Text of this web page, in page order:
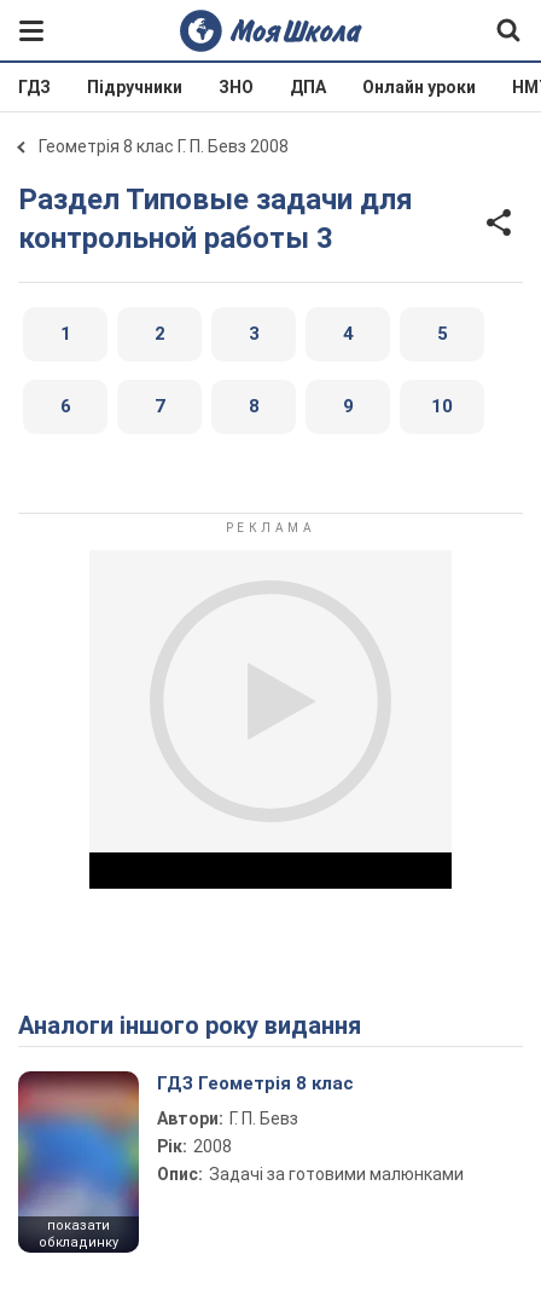
ГДЗ Підручники ЗНО ДПА Онлайн уроки
Геометрія 8 клас Г. П. Бевз 2008
Раздел Типовые задачи для
контрольной работы 3
1 2 3 4 5
6 7 8 9 10
Play Video
Аналоги іншого року видання
показати
обкладинку
ГДЗ Геометрія 8 клас
Автори: Г. П. Бевз
Рік: 2008
Опис: Задачі за готовими малюнками